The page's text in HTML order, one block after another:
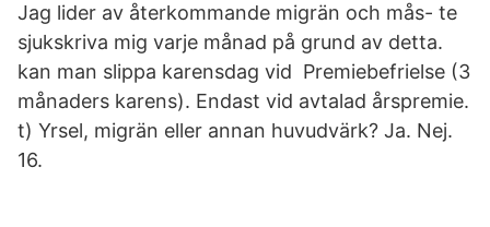
Jag lider av återkommande migrän och mås- te
sjukskriva mig varje månad på grund av detta.
kan man slippa karensdag vid Premiebefrielse (3
månaders karens). Endast vid avtalad årspremie.
t) Yrsel, migrän eller annan huvudvärk? Ja. Nej.
16.